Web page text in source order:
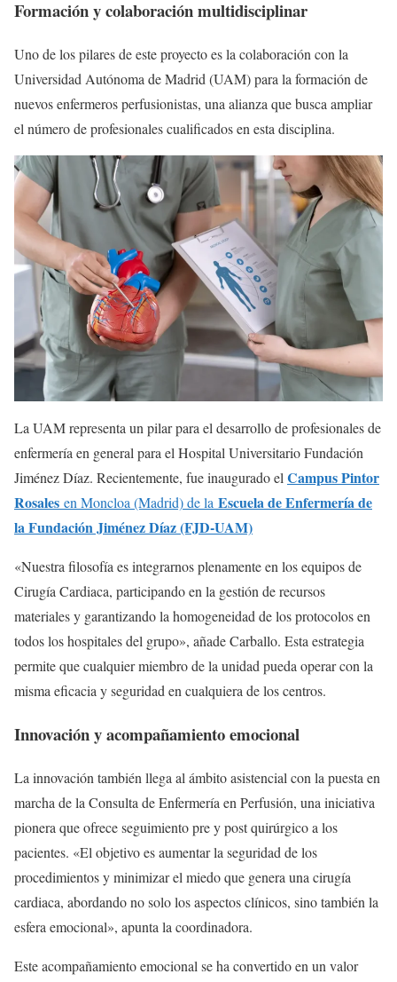
Formación y colaboración multidisciplinar
Uno de los pilares de este proyecto es la colaboración con la
Universidad Autónoma de Madrid (UAM) para la formación de
nuevos enfermeros perfusionistas, una alianza que busca ampliar
el número de profesionales cualificados en esta disciplina.
La UAM representa un pilar para el desarrollo de profesionales de
enfermería en general para el Hospital Universitario Fundación
Jiménez Díaz. Recientemente, fue inaugurado elCampus Pintor
Rosales en Moncloa (Madrid) de la Escuela de Enfermería de
la Fundación Jiménez Díaz (FJD-UAM)
«Nuestra filosofía es integrarnos plenamente en los equipos de
Cirugía Cardiaca, participando en la gestión de recursos
materiales y garantizando la homogeneidad de los protocolos en
todos los hospitales del grupo», añade Carballo. Esta estrategia
permite que cualquier miembro de la unidad pueda operar con la
misma eficacia y seguridad en cualquiera de los centros.
Innovación y acompañamiento emocional
La innovación también llega al ámbito asistencial con la puesta en
marcha de la Consulta de Enfermería en Perfusión, una iniciativa
pionera que ofrece seguimiento pre y post quirúrgico a los
pacientes. «El objetivo es aumentar la seguridad de los
procedimientos y minimizar el miedo que genera una cirugía
cardiaca, abordando no solo los aspectos clínicos, sino también la
esfera emocional», apunta la coordinadora.
Este acompañamiento emocional se ha convertido en un valor